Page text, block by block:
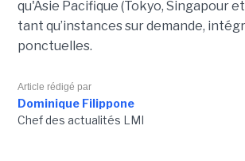
qu'Asie Pacifique (Tokyo, Singapour
tant qu’instances sur demande,
ponctuelles.
Article rédigé par
Dominique Filippone
Chef des actualités LMI